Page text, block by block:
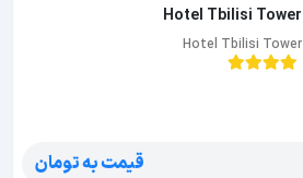
Hotel Tbilisi Tower
Hotel Tbilisi Tower
قیمت به تومان